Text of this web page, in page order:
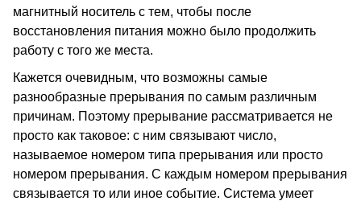
магнитный носитель с тем, чтобы после
восстановления питания можно было продолжить
работу с того же места.
Кажется очевидным, что возможны самые
разнообразные прерывания по самым различным
причинам. Поэтому прерывание рассматривается не
просто как таковое: с ним связывают число,
называемое номером типа прерывания или просто
номером прерывания. С каждым номером прерывания
связывается то или иное событие. Система умеет